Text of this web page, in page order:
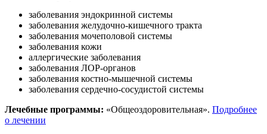
заболевания эндокринной системы
заболевания желудочно-кишечного тракта
заболевания мочеполовой системы
заболевания кожи
аллергические заболевания
заболевания ЛОР-органов
заболевания костно-мышечной системы
заболевания сердечно-сосудистой системы
Лечебные программы: «Общеоздоровительная». Подробнее
о лечении